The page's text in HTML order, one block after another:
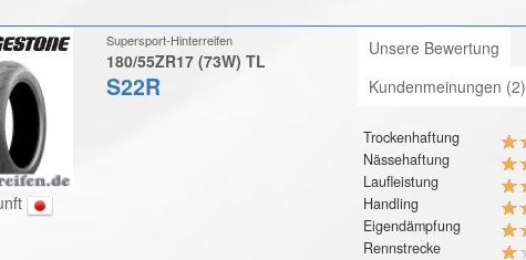
Supersport-Hinterreifen
180/55ZR17 (73W) TL
S22R
Unsere Bewertung
Kundenmeinungen (2)
Trockenhaftung
Nässehaftung
Laufleistung
Handling
Eigendämpfung
Rennstrecke